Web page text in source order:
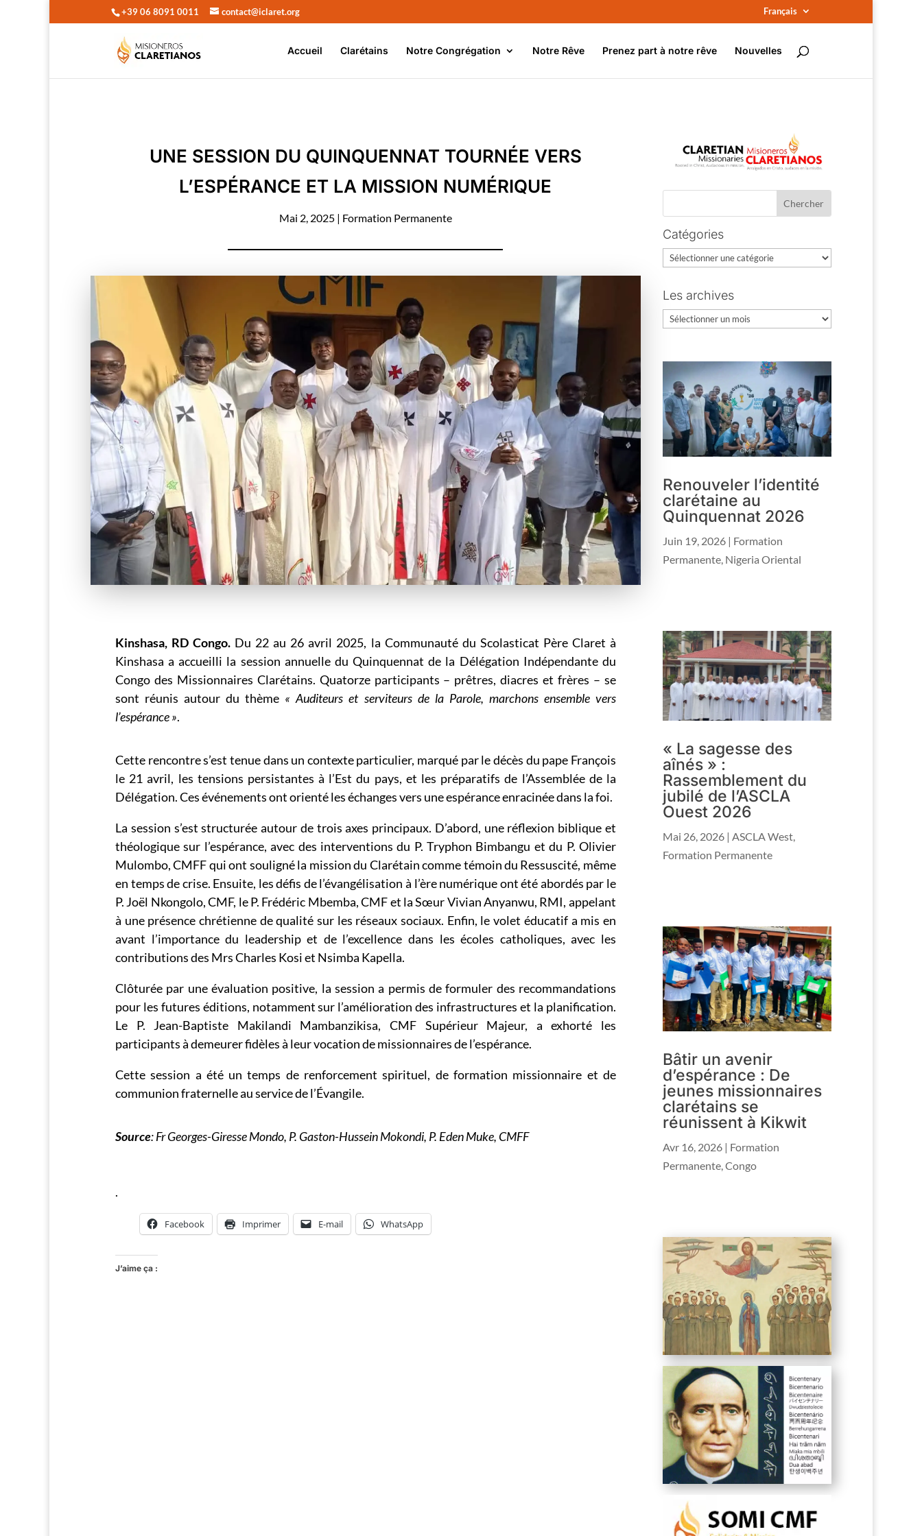
+39 06 8091 0011 contact@iclaret.org Français
Accueil Clarétains Notre Congrégation Notre Rêve Prenez part à notre rêve Nouvelles
UNE SESSION DU QUINQUENNAT TOURNÉE VERS
L’ESPÉRANCE ET LA MISSION NUMÉRIQUE
Mai 2, 2025| Formation Permanente
Kinshasa, RD Congo. Du 22 au 26 avril 2025, la Communauté du Scolasticat Père Claret à
Kinshasa a accueilli la session annuelle du Quinquennat de la Délégation Indépendante du
Congo des Missionnaires Clarétains. Quatorze participants – prêtres, diacres et frères – se
sont réunis autour du thème « Auditeurs et serviteurs de la Parole, marchons ensemble vers
l’espérance ».
Cette rencontre s’est tenue dans un contexte particulier, marqué par le décès du pape François
le 21 avril, les tensions persistantes à l’Est du pays, et les préparatifs de l’Assemblée de la
Délégation. Ces événements ont orienté les échanges vers une espérance enracinée dans la foi.
La session s’est structurée autour de trois axes principaux. D’abord, une réflexion biblique et
théologique sur l’espérance, avec des interventions du P. Tryphon Bimbangu et du P. Olivier
Mulombo, CMFF qui ont souligné la mission du Clarétain comme témoin du Ressuscité, même
en temps de crise. Ensuite, les défis de l’évangélisation à l’ère numérique ont été abordés par le
P. Joël Nkongolo, CMF, le P. Frédéric Mbemba, CMF et la Sœur Vivian Anyanwu, RMI, appelant
à une présence chrétienne de qualité sur les réseaux sociaux. Enfin, le volet éducatif a mis en
avant l’importance du leadership et de l’excellence dans les écoles catholiques, avec les
contributions des Mrs Charles Kosi et Nsimba Kapella.
Clôturée par une évaluation positive, la session a permis de formuler des recommandations
pour les futures éditions, notamment sur l’amélioration des infrastructures et la planification.
Le P. Jean-Baptiste Makilandi Mambanzikisa, CMF Supérieur Majeur, a exhorté les
participants à demeurer fidèles à leur vocation de missionnaires de l’espérance.
Cette session a été un temps de renforcement spirituel, de formation missionnaire et de
communion fraternelle au service de l’Évangile.
Source: Fr Georges-Giresse Mondo, P. Gaston-Hussein Mokondi, P. Eden Muke, CMFF
.
Facebook Imprimer E-mail WhatsApp
J’aime ça :
Catégories
Catégories
Les archives
Les
Renouveler l’identité
clarétaine au
Quinquennat 2026
Juin 19, 2026 | Formation
Permanente Nigeria Oriental
« La sagesse des
aînés » :
Rassemblement du
jubilé de l’ASCLA
Ouest 2026
Mai 26, 2026 |ASCLA West,
Formation Permanente
Bâtir un avenir
d’espérance : De
jeunes missionnaires
clarétains se
réunissent à Kikwit
Avr 16, 2026 | Formation
Permanente,Congo